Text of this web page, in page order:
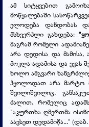
ამ სიტყვებით
მოწყალებაში
ელოდება დანდობას
მსხვერპლი გახდება:
მაგრამ რომელი
არა დედისა და მამისა,
მოკლა ადამისა და ევას
ხოლო ამგვარი
ჰყოლოდათ არა მარტო
შვილიშვილიც,
ძალით, რომელიც
"აკურთხა ღმერთმა
აავსეთ დედამიწა..." (დაბ.